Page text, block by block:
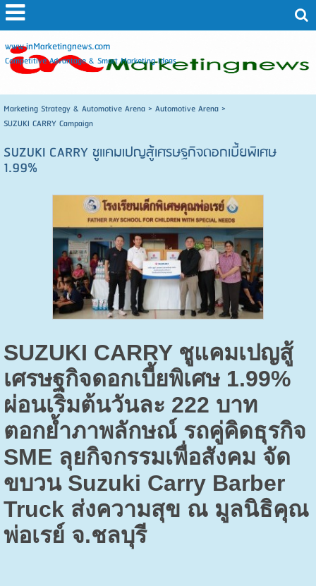
www.inMarketingnews.com
Competitive Advantage & Smart Marketing Ideas
Marketing Strategy & Automotive Arena> Automotive Arena>
SUZUKI CARRY Campaign
SUZUKI CARRY ชูแคมเปญสู้เศรษฐกิจดอกเบี้ยพิเศษ
1.99%
SUZUKI CARRY ชูแคมเปญสู้
เศรษฐกิจดอกเบี้ยพิเศษ 1.99%
ผ่อนเริ่มต้นวันละ 222 บาท
ตอกย้ำภาพลักษณ์ รถคู่คิดธุรกิจ
SME ลุยกิจกรรมเพื่อสังคม จัด
ขบวน Suzuki Carry Barber
Truck ส่งความสุข ณ มูลนิธิคุณ
พ่อเรย์ จ.ชลบุรี